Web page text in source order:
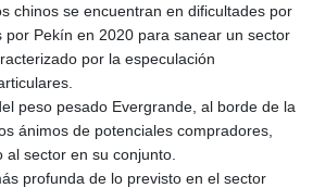
GTQ 8.820244
GYD 241.852202
HKD 9.070596
HNL 30.984681
HRK 7.533703
HTG 151.152612
HUF 363.337748
chinos se encuentran en dificultades por
por Pekín en 2020 para sanear un sector
por la especulación
peso pesado Evergrande, al borde de la
ánimos de potenciales compradores,
sector en su conjunto.
profunda de lo previsto en el sector